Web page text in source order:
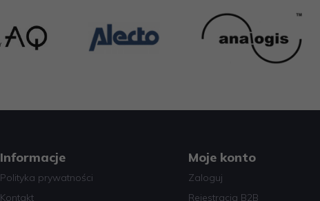
Informacje
Polityka prywatności
Kontakt
Moje konto
Zaloguj
Rejestracja B2B